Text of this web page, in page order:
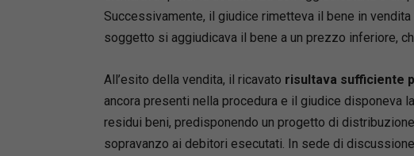
online in formato
Gabriele Voltaggio
crediti ed
e custode
autore di
Fondatore e
Successivamente, il giudice rimetteva il bene in
soggetto si aggiudicava il bene a un prezzo inferiore,
All’esito della vendita, il ricavato risultava sufficiente
ancora presenti nella procedura e il giudice disponeva
residui beni, predisponendo un progetto di
sopravanzo ai debitori esecutati. In sede di